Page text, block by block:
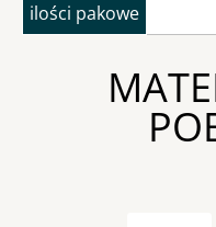
ilości pakowe